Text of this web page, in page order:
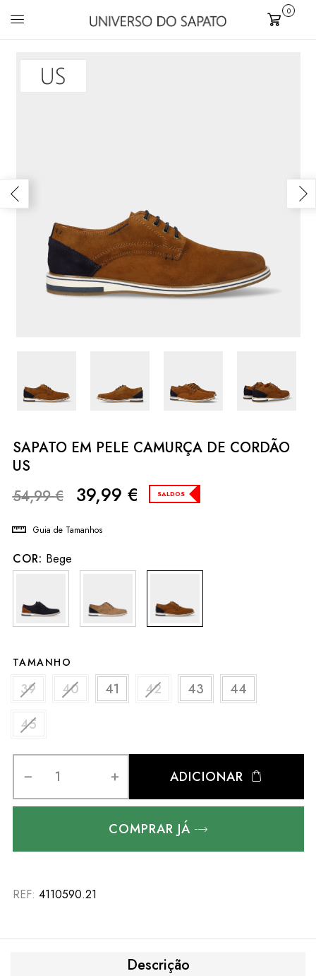
Carrinho
0
SAPATO EM PELE CAMURÇA DE CORDÃO
US
54,99€ 39,99 € SALDOS
Guia de Tamanhos
COR: Bege
TAMANHO
39 40 41 42 43
44
45
ADICIONAR
COMPRAR JÁ
REF: 4110590.21
Descrição